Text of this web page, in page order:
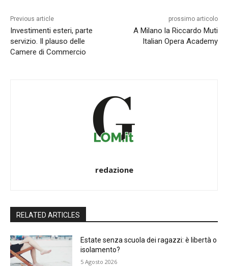
Previous article
Investimenti esteri, parte
servizio. Il plauso delle
Camere di Commercio
prossimo articolo
A Milano la Riccardo Muti
Italian Opera Academy
redazione
RELATED ARTICLES
Estate senza scuola dei ragazzi: è libertà o
isolamento?
5 Agosto 2026